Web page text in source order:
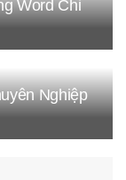
Word Chi
Nghiệp